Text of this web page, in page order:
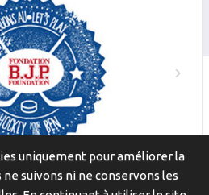
. Tous droits réservés.
uniquement pour améliorer la
suivons ni ne conservons les